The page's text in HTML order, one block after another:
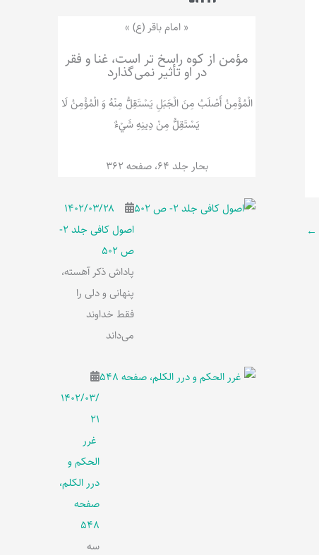
ه
←
« امام باقر (ع) »
مؤمن از کوه راسخ تر است، غنا و فقر
در او تأثیر نمی‌گذارد
الْمُؤْمِنُ‌ أَصْلَبُ‌ مِنَ‌ الْجَبَلِ‌ یَسْتَقِلُّ مِنْهُ وَ الْمُؤْمِنُ لَا
يَسْتَقِلُّ مِنْ دِينِهِ شَيْ‌ءٌ
بحار جلد 64، صفحه 362
۱۴۰۲/۰۳/۲۸
اصول کافی جلد 2-
ص 502
پاداش ذکر آهسته،
پنهانی و دلی را
فقط خداوند
می‌داند
۱۴۰۲/۰۳/
۲۱
غرر
الحکم و
درر الکلم،
صفحه
548
سه